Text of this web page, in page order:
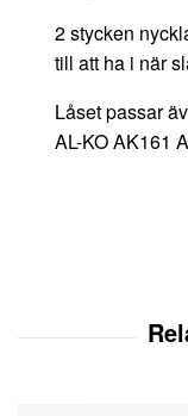
2 stycken
till att ha i när
Låset passar
AL-KO AK161